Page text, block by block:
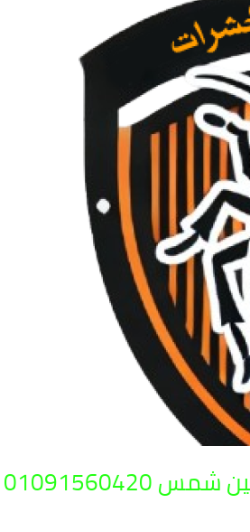
الحل الأمثل